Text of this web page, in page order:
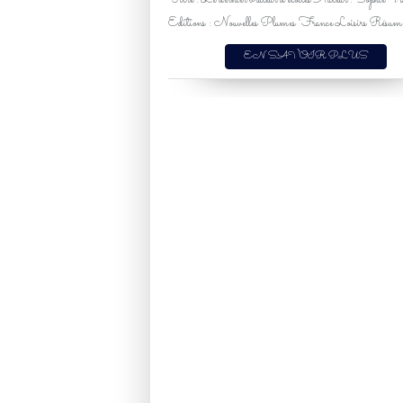
Editions : Nouvelles Plumes France Loisirs
EN SAVOIR PLUS